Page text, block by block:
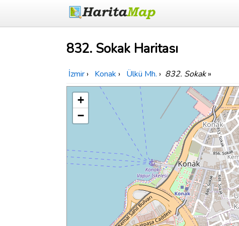
832. Sokak Haritası
İzmir › Konak › Ülkü Mh. › 832. Sokak»
+
−